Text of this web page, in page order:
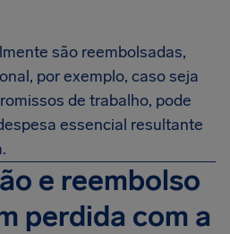
são reembolsadas,
por exemplo, caso seja
de trabalho, pode
essencial resultante
e reembolso
perdida com a